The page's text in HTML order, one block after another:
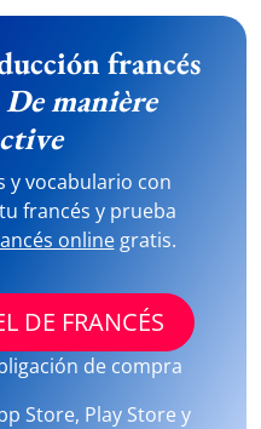
francés
De manière
y vocabulario con
francés y prueba
onlinegratis.
DE FRANCÉS
de compra
Store, Play Store y